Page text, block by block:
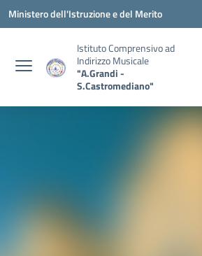
Vai ai contenuti
Vai al menu di navigazione
Vai al footer
Ministero dell'Istruzione e del Merito
Istituto Comprensivo ad
Indirizzo Musicale
"A.Grandi -
S.Castromediano"